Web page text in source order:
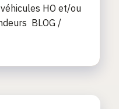
HO et/ou
BLOG /